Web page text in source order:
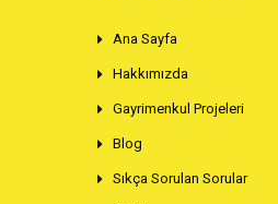
Ana Sayfa
Hakkımızda
Gayrimenkul Projeleri
Blog
Sıkça Sorulan Sorular